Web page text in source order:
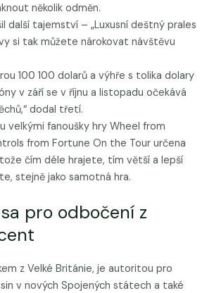
několik odměn.
další tajemství – „Luxusní deštný prales
si tak můžete nárokovat návštěvu
100 100 dolarů a výhře s tolika dolary
v září se v říjnu a listopadu očekává
dodal třetí.
velkými fanoušky hry Wheel from
from Fortune On the Tour určena
čím déle hrajete, tím větší a lepší
stejně jako samotná hra.
pro odbočení z
z Velké Británie, je autoritou pro
v nových Spojených státech a také